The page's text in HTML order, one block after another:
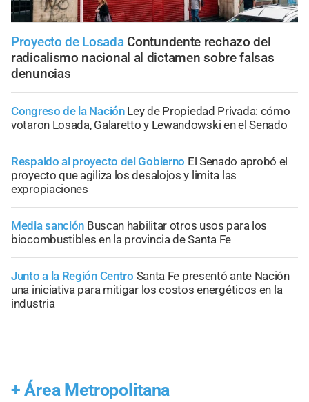
Proyecto de Losada Contundente rechazo del
radicalismo nacional al dictamen sobre falsas
denuncias
Congreso de la Nación Ley de Propiedad Privada: cómo
votaron Losada, Galaretto y Lewandowski en el Senado
Respaldo al proyecto del Gobierno El Senado aprobó el
proyecto que agiliza los desalojos y limita las
expropiaciones
Media sanción Buscan habilitar otros usos para los
biocombustibles en la provincia de Santa Fe
Junto a la Región Centro Santa Fe presentó ante Nación
una iniciativa para mitigar los costos energéticos en la
industria
+ Área Metropolitana